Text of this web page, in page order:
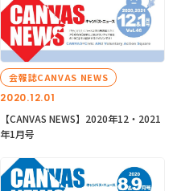
2020.12.01
会報誌CANVAS NEWS
【CANVAS NEWS】2020年12・2021
年1月号